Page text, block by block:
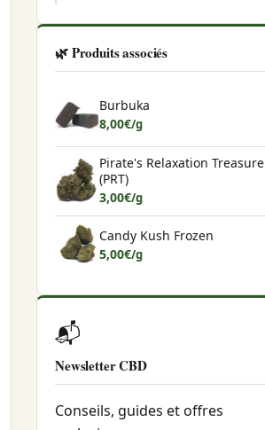
🌿 Produits associés
Burbuka
8,00€/g
Pirate's Relaxation Treasure
(PRT)
3,00€/g
Candy Kush Frozen
5,00€/g
📬
Newsletter CBD
Conseils, guides et offres